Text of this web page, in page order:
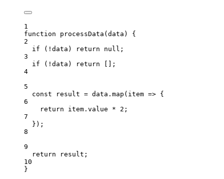
1
function processData(data) {
2
if (!data) return null;
3
if (!data) return [];
4
5
const result = data.map(item => {
6
return item.value * 2;
7
});
8
9
return result;
10
}